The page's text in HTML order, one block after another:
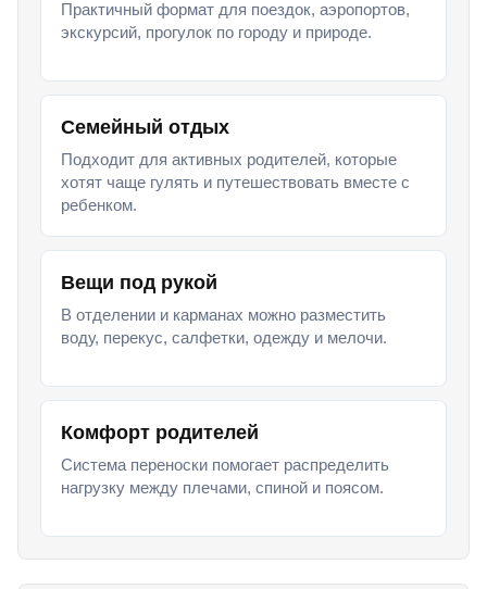
Практичный формат для поездок, аэропортов,
экскурсий, прогулок по городу и природе.
Семейный отдых
Подходит для активных родителей, которые
хотят чаще гулять и путешествовать вместе с
ребенком.
Вещи под рукой
В отделении и карманах можно разместить
воду, перекус, салфетки, одежду и мелочи.
Комфорт родителей
Система переноски помогает распределить
нагрузку между плечами, спиной и поясом.